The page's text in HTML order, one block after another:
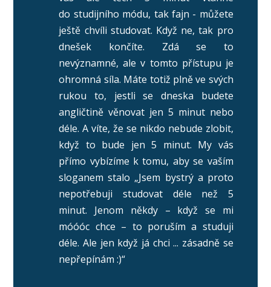
do studijního módu, tak fajn - můžete
ještě chvíli studovat. Když ne, tak pro
dnešek končíte. Zdá se to
nevýznamné, ale v tomto přístupu je
ohromná síla. Máte totiž plně ve svých
rukou to, jestli se dneska budete
angličtině věnovat jen 5 minut nebo
déle. A víte, že se nikdo nebude zlobit,
když to bude jen 5 minut. My vás
přímo vybízíme k tomu, aby se vaším
sloganem stalo „Jsem bystrý a proto
nepotřebuji studovat déle než 5
minut. Jenom někdy – když se mi
móóóc chce – to poruším a studuji
déle. Ale jen když já chci ... zásadně se
nepřepínám :)“